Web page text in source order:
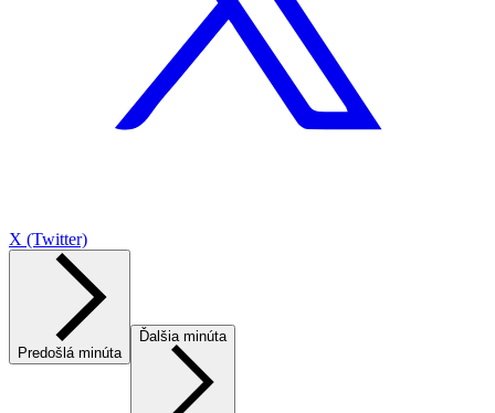
X (Twitter)
Predošlá minúta
Ďalšia minúta